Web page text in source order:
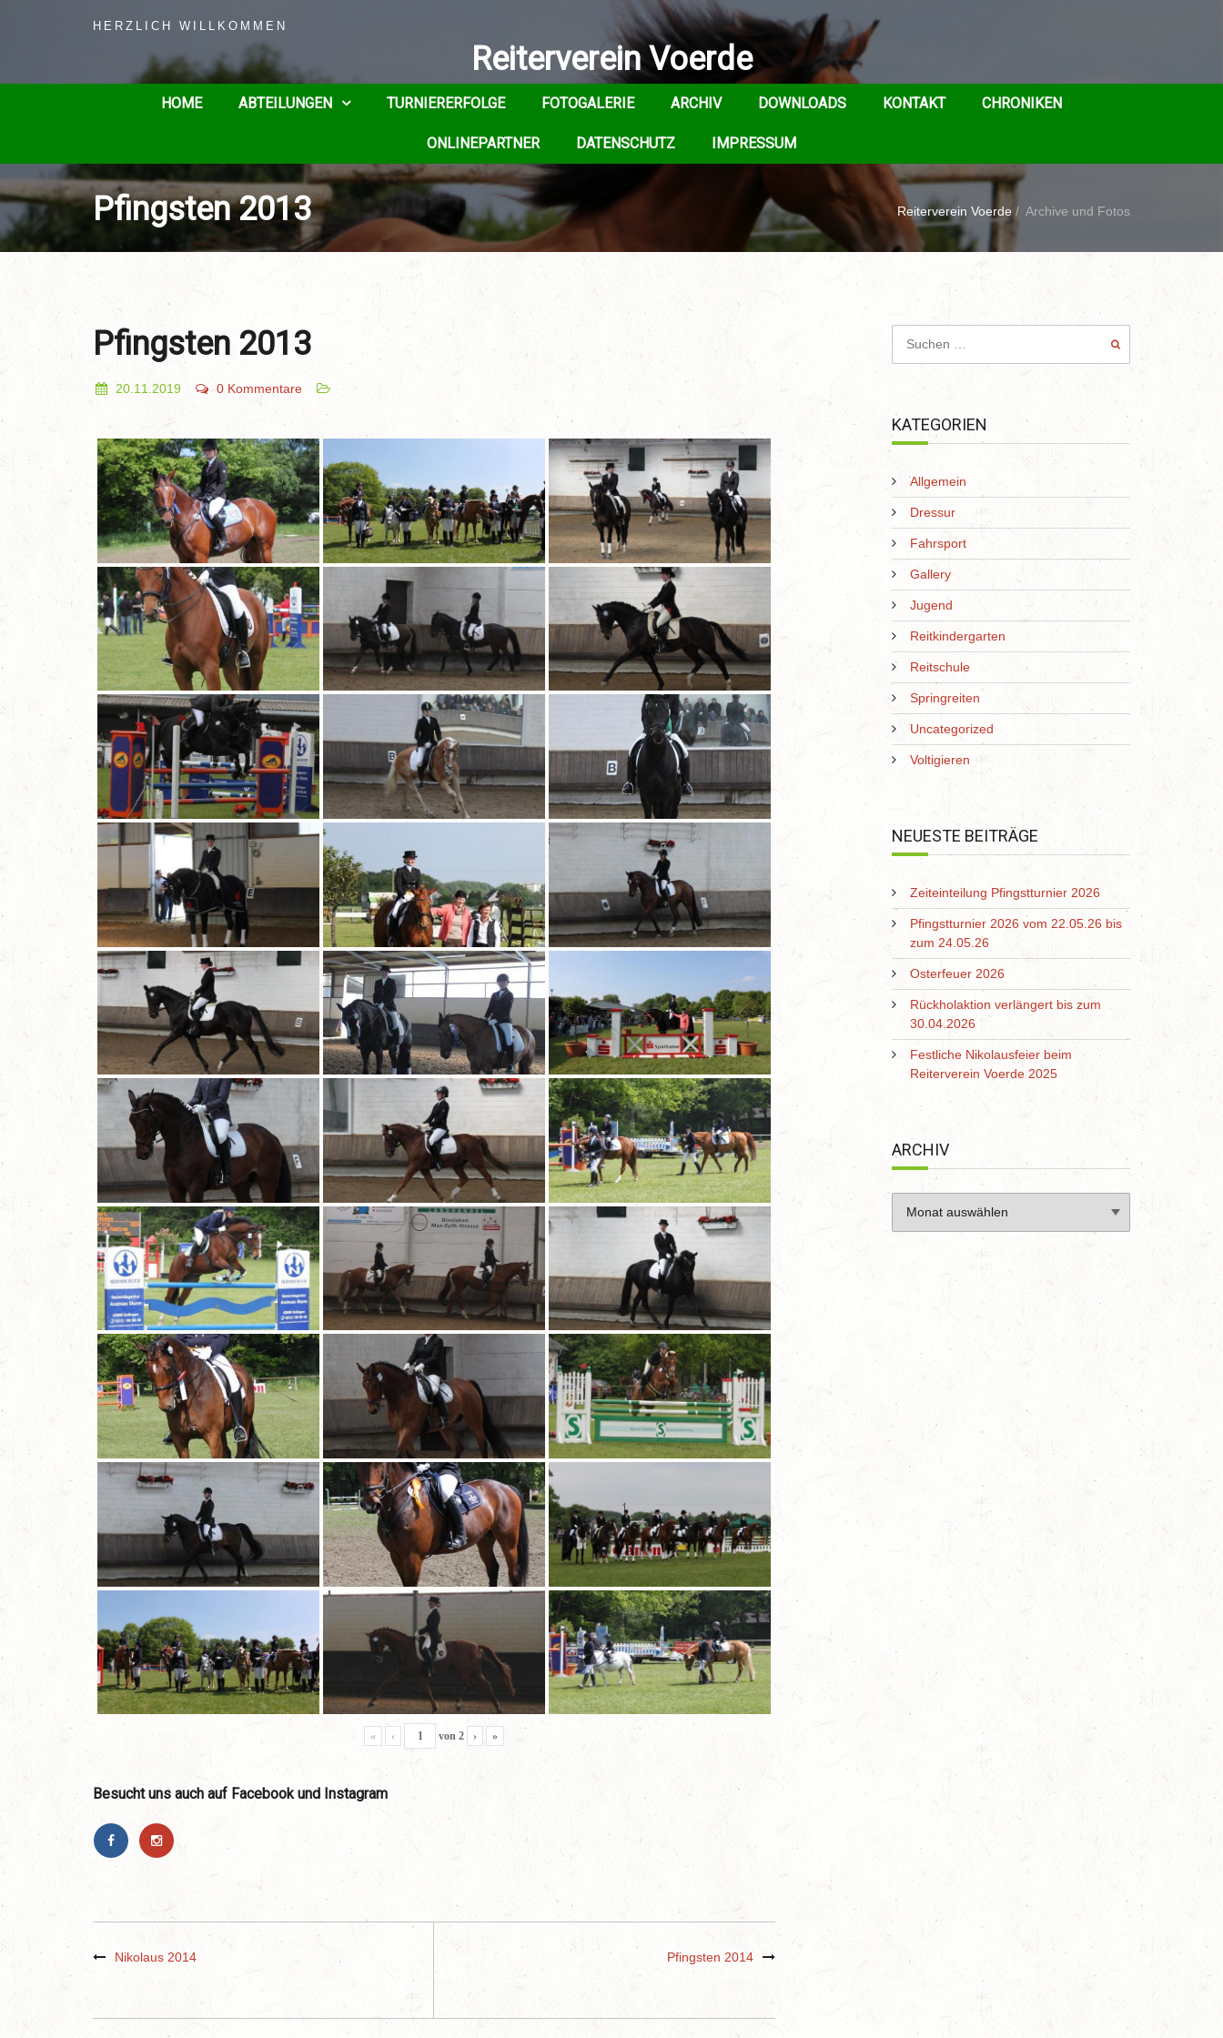
HERZLICH WILLKOMMEN
Reiterverein Voerde
HOME ABTEILUNGEN TURNIERERFOLGE FOTOGALERIE ARCHIV DOWNLOADS KONTAKT CHRONIKEN
ONLINEPARTNER DATENSCHUTZ IMPRESSUM
Pfingsten 2013 Reiterverein Voerde / Archive und Fotos
Pfingsten 2013
20.11.2019 0 Kommentare
« ‹ von 2 › »
Besucht uns auch auf Facebook und Instagram
Nikolaus 2014 Pfingsten 2014
KATEGORIEN
Allgemein
Dressur
Fahrsport
Gallery
Jugend
Reitkindergarten
Reitschule
Springreiten
Uncategorized
Voltigieren
NEUESTE BEITRÄGE
Zeiteinteilung Pfingstturnier 2026
Pfingstturnier 2026 vom 22.05.26 bis
zum 24.05.26
Osterfeuer 2026
Rückholaktion verlängert bis zum
30.04.2026
Festliche Nikolausfeier beim
Reiterverein Voerde 2025
ARCHIV